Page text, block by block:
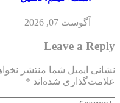
آگوست 07, 2026
Leave a Reply
نشانی ایمیل شما منتشر
علامت‌گذاری شده‌اند *